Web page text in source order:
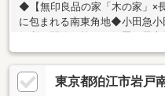
◆【無印良品の家「木の家」×
に包まれる南東角地◆小田急小
の家【木の家】」「木の家」
の思想を取り入れた圧倒的な
す清々しい空気感です。外壁の
東京都狛江市岩戸